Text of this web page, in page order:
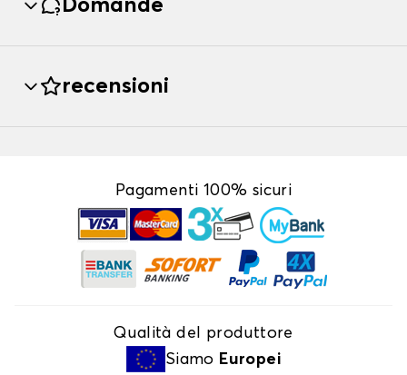
Domande
recensioni
Pagamenti 100% sicuri
Qualità del produttore
Siamo Europei